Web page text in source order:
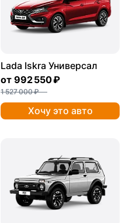
Lada Iskra Универсал
от 992 550 ₽
1 527 000 ₽
Хочу это авто